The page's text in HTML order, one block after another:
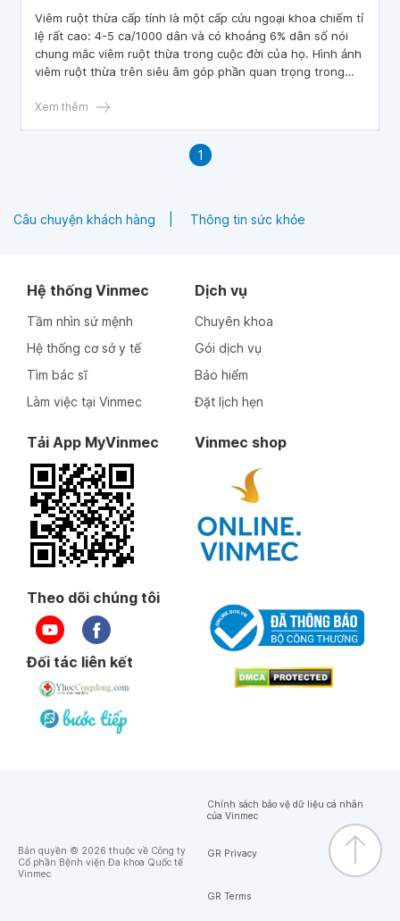
Viêm ruột thừa cấp tính là một cấp cứu ngoại khoa chiếm tỉ
lệ rất cao: 4-5 ca/1000 dân và có khoảng 6% dân số nói
chung mắc viêm ruột thừa trong cuộc đời của họ. Hình ảnh
viêm ruột thừa trên siêu âm góp phần quan trọng trong
Xem thêm
1
Câu chuyện khách hàng Thông tin sức khỏe
Hệ thống Vinmec
Tầm nhìn sứ mệnh
Hệ thống cơ sở y tế
Tìm bác sĩ
Làm việc tại Vinmec
Dịch vụ
Chuyên khoa
Gói dịch vụ
Bảo hiểm
Đặt lịch hẹn
Tải App MyVinmec Vinmec shop
Theo dõi chúng tôi
Đối tác liên kết
Bản quyền © 2026 thuộc về Công ty
Cổ phần Bệnh viện Đa khoa Quốc tế
Vinmec
Chính sách bảo vệ dữ liệu cá nhân
của Vinmec
GR Privacy
GR Terms